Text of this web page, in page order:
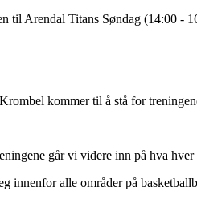
til Arendal Titans Søndag (14:00 -
kommer til å stå for
går vi videre inn på hva
innenfor alle områder på